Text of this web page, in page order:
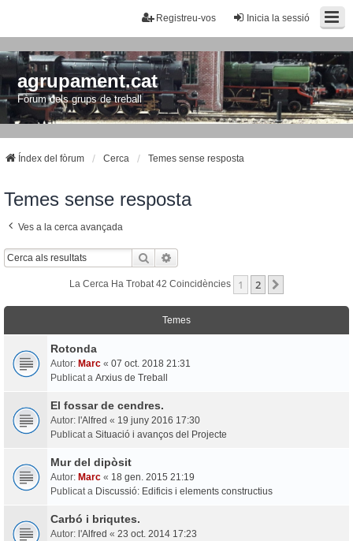
Inicia la sessió
Registreu-vos
agrupament.cat
Fòrum dels grups de treball
Índex del fòrum Cerca Temes sense resposta
Temes sense resposta
Ves a la cerca avançada
Cerca
La Cerca Ha Trobat 42 Coincidències 1 2
Temes
Rotonda
Autor: Marc « 07 oct. 2018 21:31
Publicat a Arxius de Treball
El fossar de cendres.
Autor: l'Alfred « 19 juny 2016 17:30
Publicat a Situació i avanços del Projecte
Mur del dipòsit
Autor: Marc « 18 gen. 2015 21:19
Publicat a Discussió: Edificis i elements constructius
Carbó i briqutes.
Autor: l'Alfred « 23 oct. 2014 17:23